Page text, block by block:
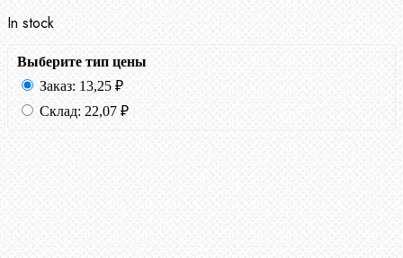
In stock
Выберите тип цены
Заказ: 13,25 ₽
Склад: 22,07 ₽